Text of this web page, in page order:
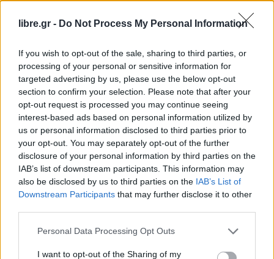
libre.gr - Do Not Process My Personal Information
If you wish to opt-out of the sale, sharing to third parties, or
processing of your personal or sensitive information for
targeted advertising by us, please use the below opt-out
section to confirm your selection. Please note that after your
opt-out request is processed you may continue seeing
interest-based ads based on personal information utilized by
us or personal information disclosed to third parties prior to
your opt-out. You may separately opt-out of the further
disclosure of your personal information by third parties on the
IAB’s list of downstream participants. This information may
also be disclosed by us to third parties on the IAB’s List of
Downstream Participants that may further disclose it to other
Personal Data Processing Opt Outs
I want to opt-out of the Sharing of my
Μαΐου. Η ασφάλεια των παιδιών είναι η πρώτη
μας προτεραιότητα. Γι’ αυτό και χτίζουμε ένα
εκπαίδευση και ευθύνη”.Play Video
Υπενθυμίζεται ότι το πρόγραμμα “ Νταντάδες της
Γειτονιάς” απευθύνεται σε οικογένειες με βρέφη
και νήπια ηλικίας από 2 μηνών έως 2,5 ετών. Στο
Μητρώο Επιμελητών και Επιμελητριών μπορούν
να εγγραφούν όχι μόνο επαγγελματίες, αλλά και
πρόσωπα από το οικείο περιβάλλον της
οικογένειας, όπως παππούδες και γιαγιάδες,
Κάθε επιμελητής ή επιμελήτρια μπορεί να παρέχει